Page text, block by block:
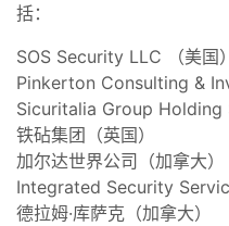
括：
SOS Security LLC （美国）
Pinkerton Consulting &
Sicuritalia Group Holding
铁砧集团（英国）
加尔达世界公司（加拿大）
Integrated Security
德拉姆·库萨克（加拿大）